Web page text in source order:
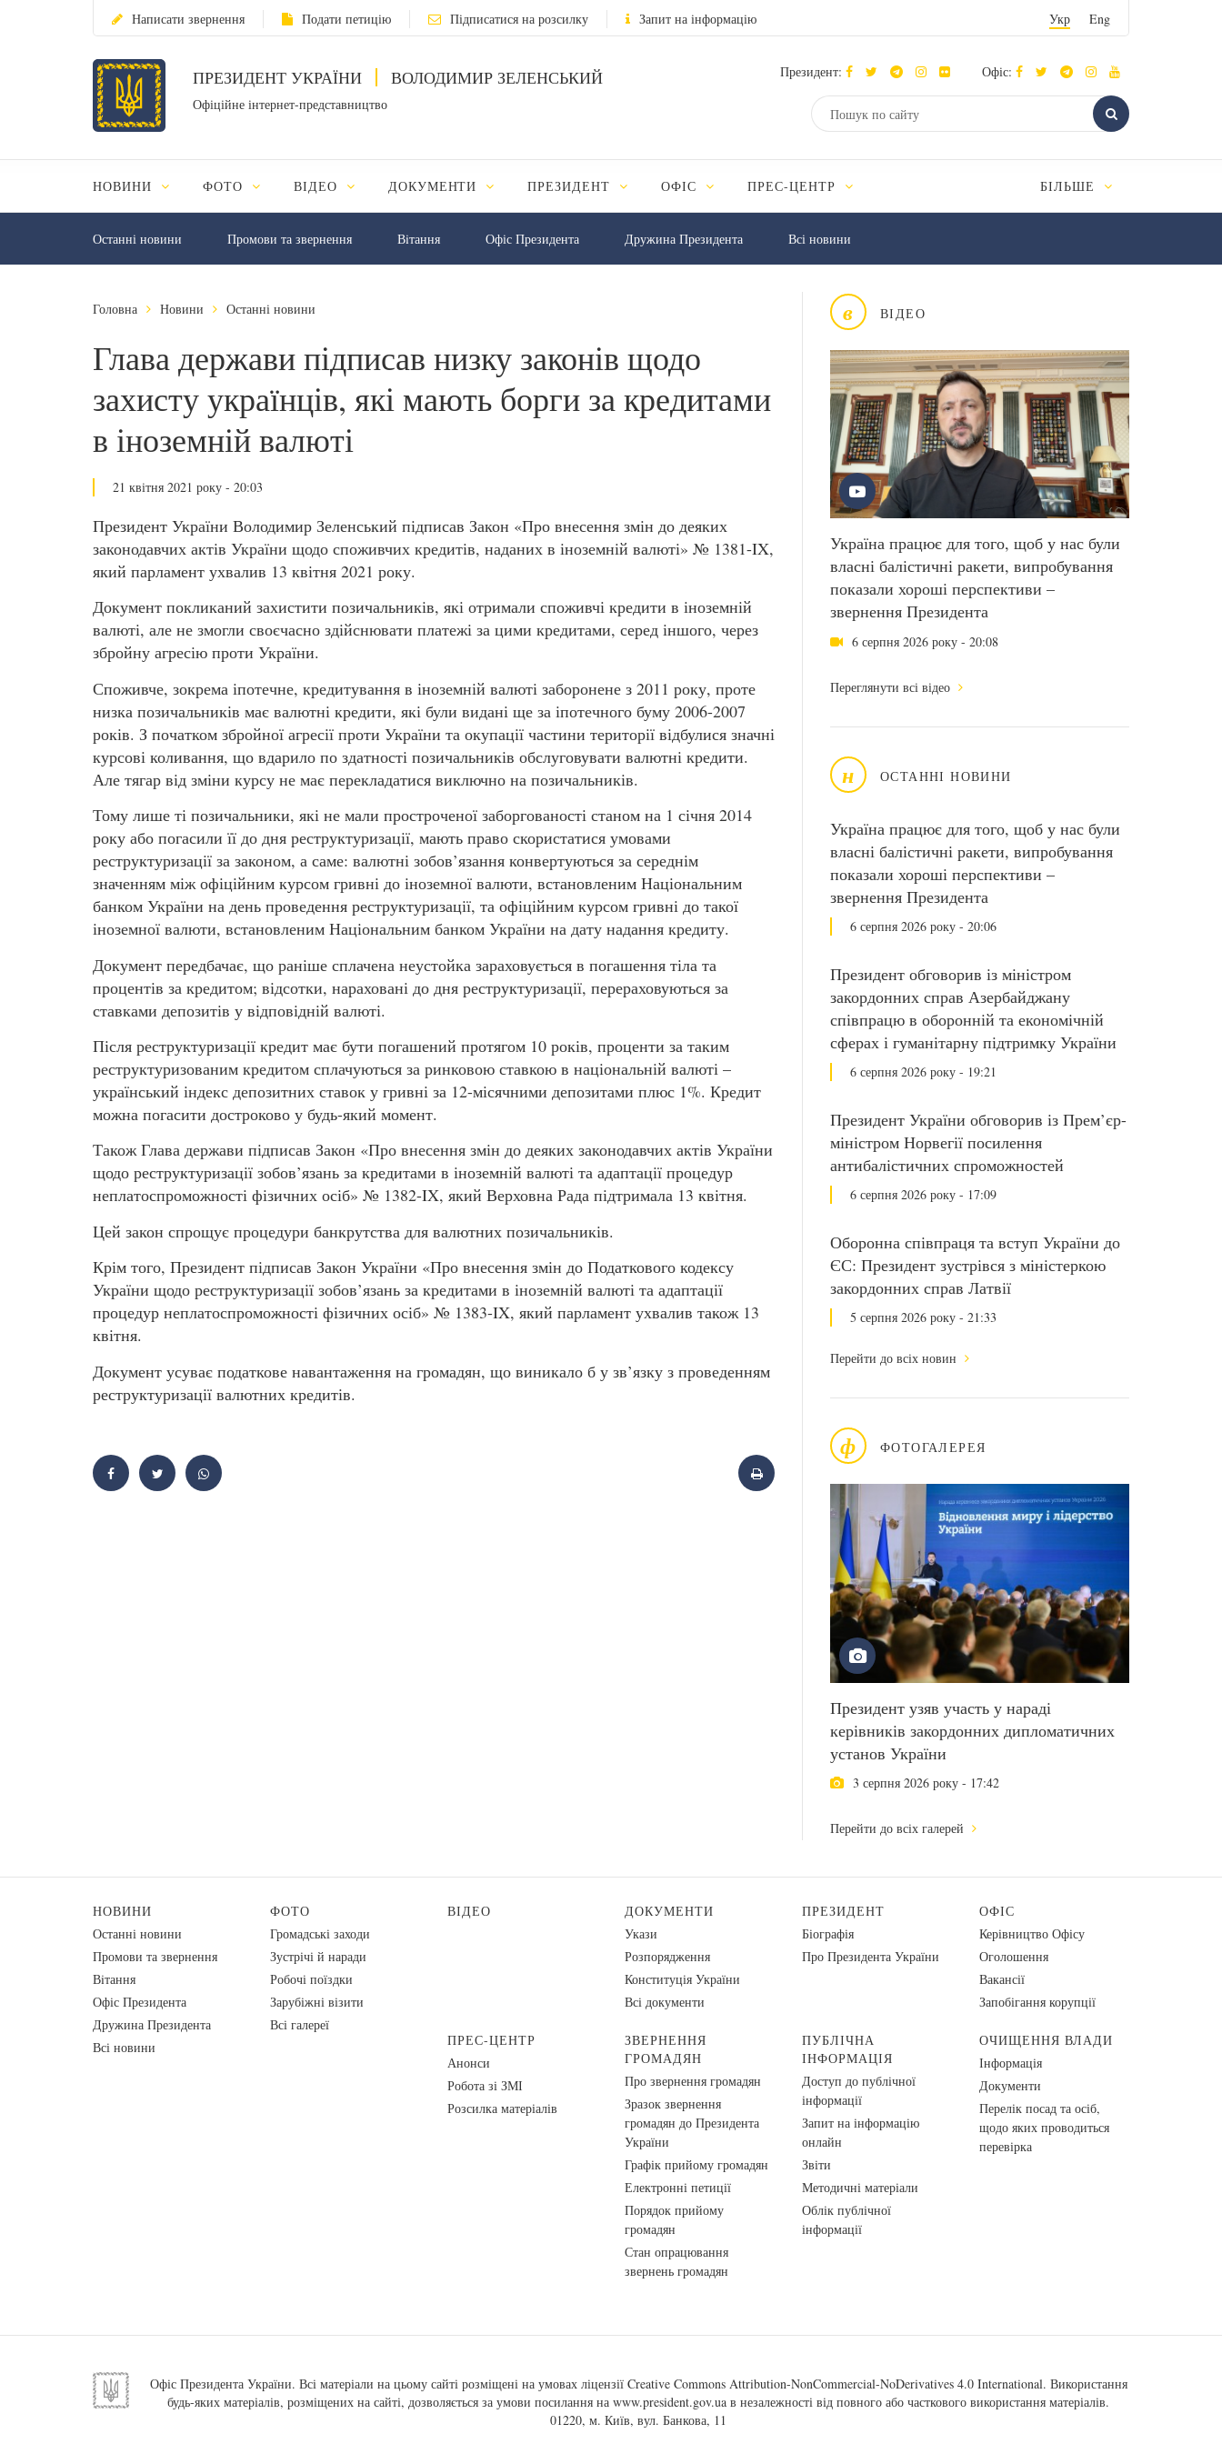
Написати звернення Подати петицію Підписатися на розсилку Запит на інформацію Укр Eng
ПРЕЗИДЕНТ УКРАЇНИ ВОЛОДИМИР ЗЕЛЕНСЬКИЙ
Офіційне інтернет-представництво
Президент: Офіс:
НОВИНИ ФОТО ВІДЕО ДОКУМЕНТИ ПРЕЗИДЕНТ ОФІС ПРЕС-ЦЕНТР БІЛЬШЕ
Останні новини Промови та звернення Вiтання Офіс Президента Дружина Президента Всі новини
в ВІДЕО
Україна працює для того, щоб у нас були
власні балістичні ракети, випробування
показали хороші перспективи –
звернення Президента
6 серпня 2026 року - 20:08
Переглянути всі відео
н ОСТАННІ НОВИНИ
Україна працює для того, щоб у нас були
власні балістичні ракети, випробування
показали хороші перспективи –
звернення Президента
6 серпня 2026 року - 20:06
Президент обговорив із міністром
закордонних справ Азербайджану
співпрацю в оборонній та економічній
сферах і гуманітарну підтримку України
6 серпня 2026 року - 19:21
Президент України обговорив із Прем’єр-
міністром Норвегії посилення
антибалістичних спроможностей
6 серпня 2026 року - 17:09
Оборонна співпраця та вступ України до
ЄС: Президент зустрівся з міністеркою
закордонних справ Латвії
5 серпня 2026 року - 21:33
Перейти до всіх новин
ф ФОТОГАЛЕРЕЯ
Президент узяв участь у нараді
керівників закордонних дипломатичних
установ України
3 серпня 2026 року - 17:42
Перейти до всіх галерей
Головна Новини Останні новини
Глава держави підписав низку законів щодо
захисту українців, які мають борги за кредитами
в іноземній валюті
21 квітня 2021 року - 20:03
Президент України Володимир Зеленський підписав Закон «Про внесення змін до деяких
законодавчих актів України щодо споживчих кредитів, наданих в іноземній валюті» № 1381-IX,
який парламент ухвалив 13 квітня 2021 року.
Документ покликаний захистити позичальників, які отримали споживчі кредити в іноземній
валюті, але не змогли своєчасно здійснювати платежі за цими кредитами, серед іншого, через
збройну агресію проти України.
Споживче, зокрема іпотечне, кредитування в іноземній валюті заборонене з 2011 року, проте
низка позичальників має валютні кредити, які були видані ще за іпотечного буму 2006-2007
років. З початком збройної агресії проти України та окупації частини території відбулися значні
курсові коливання, що вдарило по здатності позичальників обслуговувати валютні кредити.
Але тягар від зміни курсу не має перекладатися виключно на позичальників.
Тому лише ті позичальники, які не мали простроченої заборгованості станом на 1 січня 2014
року або погасили її до дня реструктуризації, мають право скористатися умовами
реструктуризації за законом, а саме: валютні зобов’язання конвертуються за середнім
значенням між офіційним курсом гривні до іноземної валюти, встановленим Національним
банком України на день проведення реструктуризації, та офіційним курсом гривні до такої
іноземної валюти, встановленим Національним банком України на дату надання кредиту.
Документ передбачає, що раніше сплачена неустойка зараховується в погашення тіла та
процентів за кредитом; відсотки, нараховані до дня реструктуризації, перераховуються за
ставками депозитів у відповідній валюті.
Після реструктуризації кредит має бути погашений протягом 10 років, проценти за таким
реструктуризованим кредитом сплачуються за ринковою ставкою в національній валюті –
український індекс депозитних ставок у гривні за 12-місячними депозитами плюс 1%. Кредит
можна погасити достроково у будь-який момент.
Також Глава держави підписав Закон «Про внесення змін до деяких законодавчих актів України
щодо реструктуризації зобов’язань за кредитами в іноземній валюті та адаптації процедур
неплатоспроможності фізичних осіб» № 1382-IX, який Верховна Рада підтримала 13 квітня.
Цей закон спрощує процедури банкрутства для валютних позичальників.
Крім того, Президент підписав Закон України «Про внесення змін до Податкового кодексу
України щодо реструктуризації зобов’язань за кредитами в іноземній валюті та адаптації
процедур неплатоспроможності фізичних осіб» № 1383-IX, який парламент ухвалив також 13
квітня.
Документ усуває податкове навантаження на громадян, що виникало б у зв’язку з проведенням
реструктуризації валютних кредитів.
НОВИНИ
Останні новини
Промови та звернення
Вiтання
Офіс Президента
Дружина Президента
Всі новини
ФОТО
Громадські заходи
Зустрічі й наради
Робочі поїздки
Зарубіжні візити
Всі галереї
ВІДЕО
ДОКУМЕНТИ
Укази
Розпорядження
Конституція України
Всі документи
ПРЕЗИДЕНТ
Біографія
Про Президента України
ОФІС
Керівництво Офісу
Оголошення
Вакансії
Запобігання корупції
ПРЕС-ЦЕНТР
Анонси
Робота зі ЗМІ
Розсилка матеріалів
ЗВЕРНЕННЯ
ГРОМАДЯН
Про звернення громадян
Зразок звернення
громадян до Президента
України
Графік прийому громадян
Електронні петиції
Порядок прийому
громадян
Стан опрацювання
звернень громадян
ПУБЛІЧНА
ІНФОРМАЦІЯ
Доступ до публічної
інформації
Запит на інформацію
онлайн
Звіти
Методичні матеріали
Облік публічної
інформації
ОЧИЩЕННЯ ВЛАДИ
Інформація
Документи
Перелік посад та осіб,
щодо яких проводиться
перевірка
Офіс Президента України. Всі матеріали на цьому сайті розміщені на умовах ліцензії Creative Commons Attribution-NonCommercial-NoDerivatives 4.0 International. Використання
будь-яких матеріалів, розміщених на сайті, дозволяється за умови посилання на www.president.gov.ua в незалежності від повного або часткового використання матеріалів.
01220, м. Київ, вул. Банкова, 11